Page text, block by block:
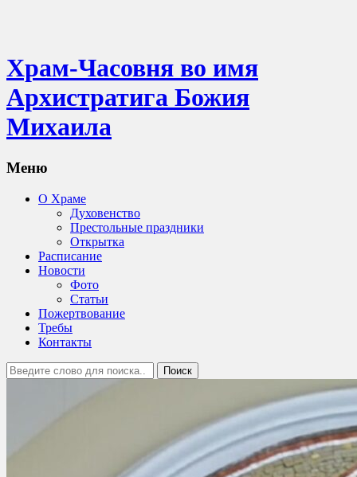
Храм-Часовня во имя
Архистратига Божия
Михаила
Меню
О Храме
Духовенство
Престольные праздники
Открытка
Расписание
Новости
Фото
Статьи
Пожертвование
Требы
Контакты